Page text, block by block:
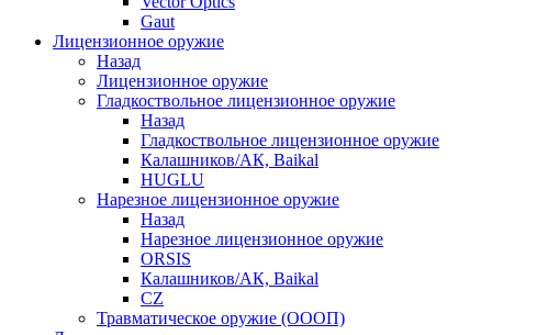
Gaut
Лицензионное оружие
Назад
Лицензионное оружие
Гладкоствольное лицензионное оружие
Назад
Гладкоствольное лицензионное оружие
Калашников/АК, Baikal
HUGLU
Нарезное лицензионное оружие
Назад
Нарезное лицензионное оружие
ORSIS
Калашников/АК, Baikal
CZ
Травматическое оружие (ОООП)